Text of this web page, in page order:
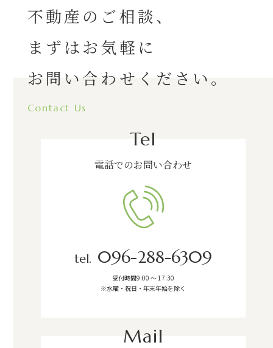
不動産のご相談、
まずはお気軽に
お問い合わせください。
Contact Us
Tel
電話でのお問い合わせ
tel. 096-288-6309
受付時間9:00 ～ 17:30
※水曜・祝日・年末年始を除く
Mail